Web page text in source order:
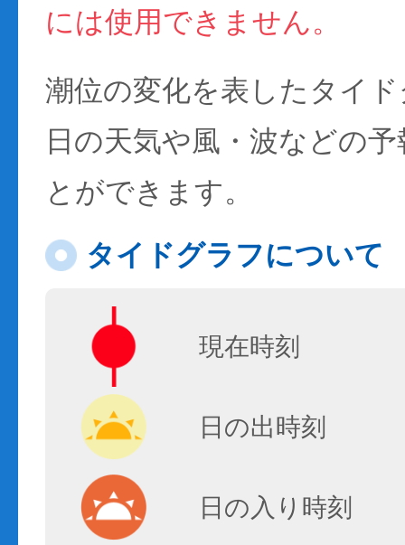
には使用できません。
潮位の変化を表したタイ
日の天気や風・波などの
とができます。
タイドグラフについて
現在時刻
日の出時刻
日の入り時刻